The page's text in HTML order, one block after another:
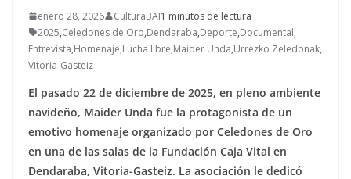
enero 28, 2026 CulturaBAI1 minutos de lectura
2025,Celedones de Oro,Dendaraba,Deporte,Documental,
Entrevista,Homenaje,Lucha libre,Maider Unda,Urrezko Zeledonak,
Vitoria-Gasteiz
El pasado 22 de diciembre de 2025, en pleno ambiente
navideño, Maider Unda fue la protagonista de un
emotivo homenaje organizado por Celedones de Oro
en una de las salas de la Fundación Caja Vital en
Dendaraba, Vitoria-Gasteiz. La asociación le dedicó